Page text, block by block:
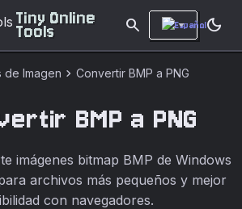
Tiny Online
Tools search dark_mode
de Imagen chevron_right Convertir BMP a PNG
BMP a PNG
imágenes bitmap BMP de Windows
archivos más pequeños y mejor
con navegadores.